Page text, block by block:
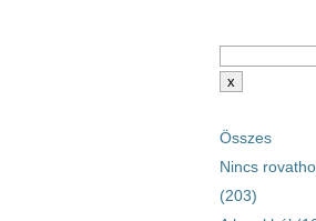
Összes
Nincs
(203)